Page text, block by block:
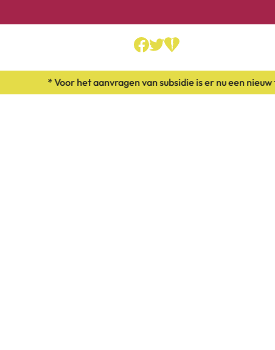
* Voor het aanvragen van subsidie is er nu een nieuw